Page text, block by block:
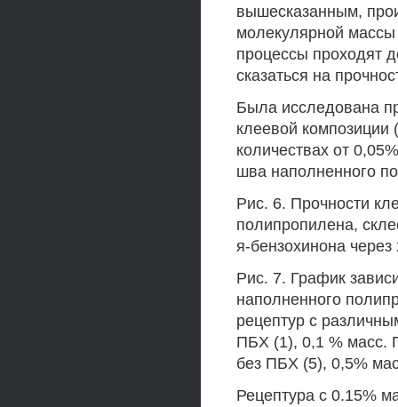
вышесказанным,
молекулярной
процессы проходят
сказаться на
Была исследована
клеевой
количествах от
шва наполненного
Рис. 6. Прочности
полипропилена,
я-бензохинона
Рис. 7. График
наполненного
рецептур с
ПБХ (1), 0,1 % масс.
без ПБХ (5), 0,5%
Рецептура с 0.15%